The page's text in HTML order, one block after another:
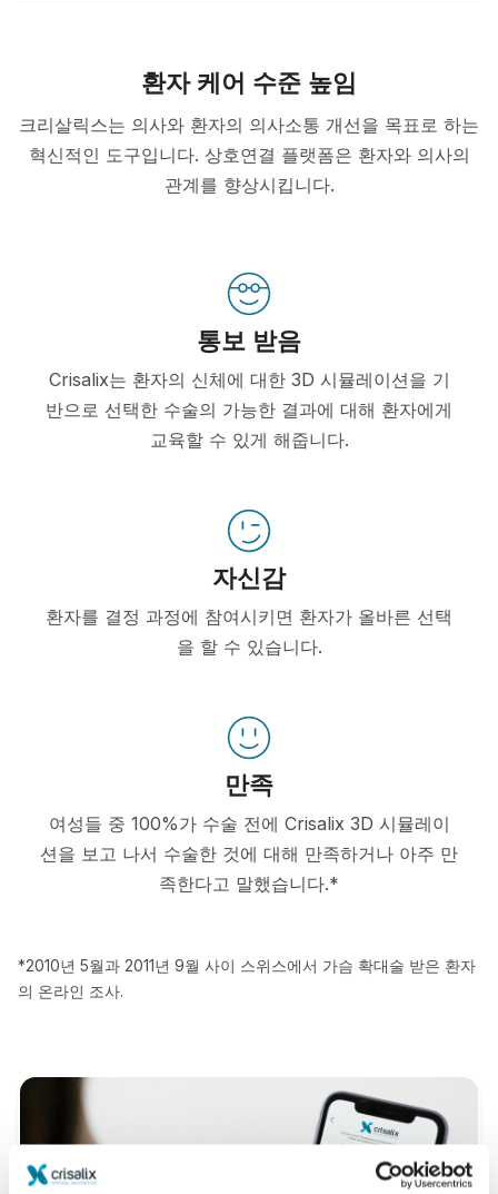
환자 케어 수준 높임
크리살릭스는 의사와 환자의 의사소통 개선을 목표로 하는
혁신적인 도구입니다. 상호연결 플랫폼은 환자와 의사의
관계를 향상시킵니다.
통보 받음
Crisalix는 환자의 신체에 대한 3D 시뮬레이션을 기
반으로 선택한 수술의 가능한 결과에 대해 환자에게
교육할 수 있게 해줍니다.
자신감
환자를 결정 과정에 참여시키면 환자가 올바른 선택
을 할 수 있습니다.
만족
여성들 중 100%가 수술 전에 Crisalix 3D 시뮬레이
션을 보고 나서 수술한 것에 대해 만족하거나 아주 만
족한다고 말했습니다.*
*2010년 5월과 2011년 9월 사이 스위스에서 가슴 확대술 받은 환자
의 온라인 조사.